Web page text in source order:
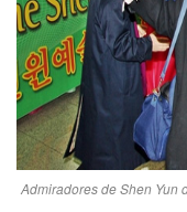
Admiradores de Shen Yun